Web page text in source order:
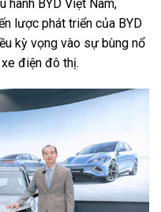
hành BYD Việt Nam,
lược phát triển của BYD
kỳ vọng vào sự bùng nổ
điện đô thị.